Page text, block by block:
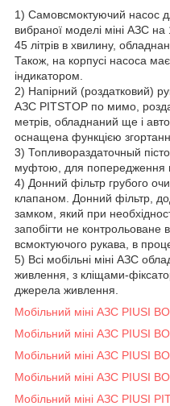
1) Самовсмоктуючий насос
вибраної моделі міні АЗС
45 літрів в хвилину,
Також, на корпусі насоса
індикатором.
2) Напірний (роздатковий)
АЗС PITSTOP по мимо,
метрів, обладнаний ще і
оснащена функцією
3) Топливораздаточный
муфтою, для попередження
4) Донний фільтр грубого
клапаном. Донний фільтр,
замком, який при
запобігти не контрольоване
всмоктуючого рукава, в
5) Всі мобільні міні АЗС
живлення, з кліщами-
джерела живлення.
Мобільний міні АЗС PIUSI
Мобільний міні АЗС PIUSI
Мобільний міні АЗС PIUSI
Мобільний міні АЗС PIUSI
Мобільний міні АЗС PIUSI